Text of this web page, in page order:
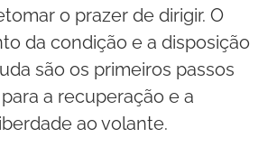
o prazer de dirigir. O
da condição e a disposição
são os primeiros passos
a recuperação e a
ao volante.